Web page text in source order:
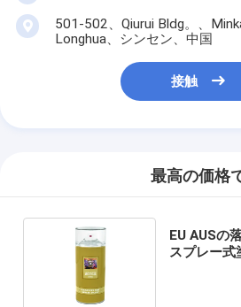
501-502、Qiurui Bldg。、
Longhua、シンセン、中国
接触
最高の価格
EU AUSの
スプレー式